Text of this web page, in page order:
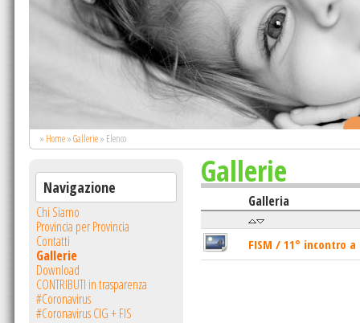
» Home»Gallerie» Elenco
Gallerie
Galleria
FISM / 11° incontro
Navigazione
Chi Siamo
Provincia per Provincia
Contatti
Gallerie
Download
CONTRIBUTI in trasparenza
#Coronavirus
#Coronavirus CIG + FIS